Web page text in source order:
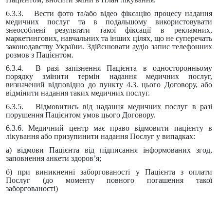
6.3.3. Вести фото та/або відео фіксацію процесу надання
медичних послуг та в подальшому використовувати
знеособлені результати такої фіксації в рекламних,
маркетингових, навчальних та інших цілях, що не суперечать
законодавству України. Здійснювати аудіо запис телефонних
розмов з Пацієнтом.
6.3.4. В разі запізнення Пацієнта в односторонньому
порядку змінити термін надання медичних послуг,
визначений відповідно до пункту 4.3. цього Договору, або
відмінити надання таких медичних послуг.
6.3.5. Відмовитись від надання медичних послуг в разі
порушення Пацієнтом умов цього Договору.
6.3.6. Медичний центр має право відмовити пацієнту в
лікування або призупинити надання Послуг у випадках:
а) відмови Пацієнта від підписання інформованих згод,
заповнення анкети здоров’я;
б) при виникненні заборгованості у Пацієнта з оплати
Послуг (до моменту повного погашення такої
заборгованості)